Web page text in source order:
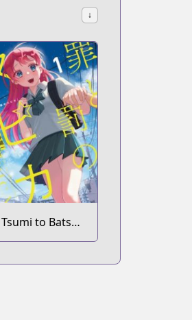
↓
Tsumi to Batsu
no Spica